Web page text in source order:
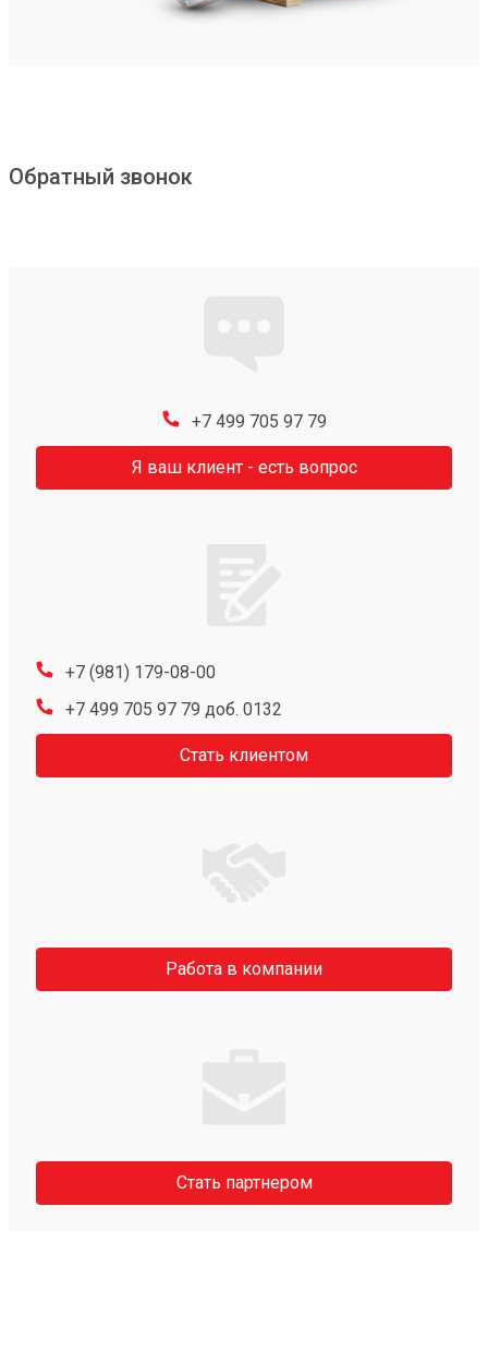
Обратный звонок
+7 499 705 97 79
Я ваш клиент - есть вопрос
+7 (981) 179-08-00
+7 499 705 97 79 доб. 0132
Стать клиентом
Работа в компании
Стать партнером